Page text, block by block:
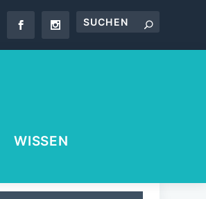
WISSEN